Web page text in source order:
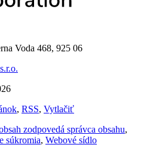
Voda 468, 925 06
, RSS, Vytlačiť
zodpovedá správca obsahu,
súkromia, Webové sídlo